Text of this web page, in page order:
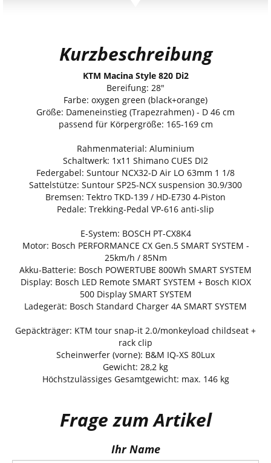
Kurzbeschreibung
KTM Macina Style 820 Di2
Bereifung: 28"
Farbe: oxygen green (black+orange)
Größe: Dameneinstieg (Trapezrahmen) - D 46 cm
passend für Körpergröße: 165-169 cm
Rahmenmaterial: Aluminium
Schaltwerk: 1x11 Shimano CUES DI2
Federgabel: Suntour NCX32-D Air LO 63mm 1 1/8
Sattelstütze: Suntour SP25-NCX suspension 30.9/300
Bremsen: Tektro TKD-139 / HD-E730 4-Piston
Pedale: Trekking-Pedal VP-616 anti-slip
E-System: BOSCH PT-CX8K4
Motor: Bosch PERFORMANCE CX Gen.5 SMART SYSTEM -
25km/h / 85Nm
Akku-Batterie: Bosch POWERTUBE 800Wh SMART SYSTEM
Display: Bosch LED Remote SMART SYSTEM + Bosch KIOX
500 Display SMART SYSTEM
Ladegerät: Bosch Standard Charger 4A SMART SYSTEM
Gepäckträger: KTM tour snap-it 2.0/monkeyload childseat +
rack clip
Scheinwerfer (vorne): B&M IQ-XS 80Lux
Gewicht: 28,2 kg
Höchstzulässiges Gesamtgewicht: max. 146 kg
Frage zum Artikel
Ihr Name